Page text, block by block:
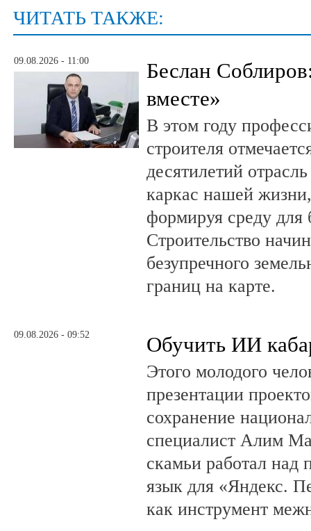
ЧИТАТЬ ТАКЖЕ:
09.08.2026 - 11:00
Беслан
вместе»
В этом году
строителя
десятилетий
каркас нашей
формируя среду
Строительство
безупречного
границ на карте.
09.08.2026 - 09:52 Обучить ИИ
Этого молодого
презентации
сохранение
специалист Алим
скамьи работал над
язык для «Яндекс.
как инструмент